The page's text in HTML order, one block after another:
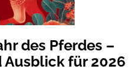
des Pferdes –
für 2026